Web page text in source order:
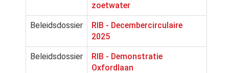
zoetwater
Beleidsdossier
RIB - Decembercirculaire
2025
Beleidsdossier
RIB - Demonstratie
Oxfordlaan